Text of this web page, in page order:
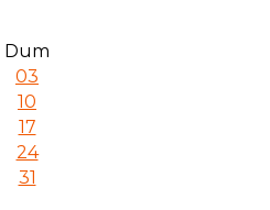
Dum
03
10
17
24
31